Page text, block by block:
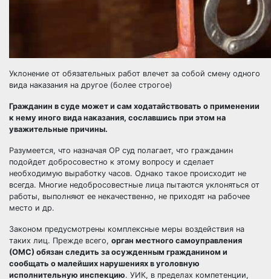
Уклонение от обязательных работ влечет за собой смену одного
вида наказания на другое (более строгое)
Гражданин в суде может и сам ходатайствовать о применении
к нему иного вида наказания, сославшись при этом на
уважительные причины.
Разумеется, что назначая ОР суд полагает, что гражданин
подойдет добросовестно к этому вопросу и сделает
необходимую выработку часов. Однако такое происходит не
всегда. Многие недобросовестные лица пытаются уклоняться от
работы, выполняют ее некачественно, не приходят на рабочее
место и др.
Законом предусмотрены комплексные меры воздействия на
таких лиц. Прежде всего, орган местного самоуправления
(ОМС) обязан следить за осужденным гражданином и
сообщать о малейших нарушениях в уголовную
исполнительную инспекцию. УИК, в пределах компетенции,